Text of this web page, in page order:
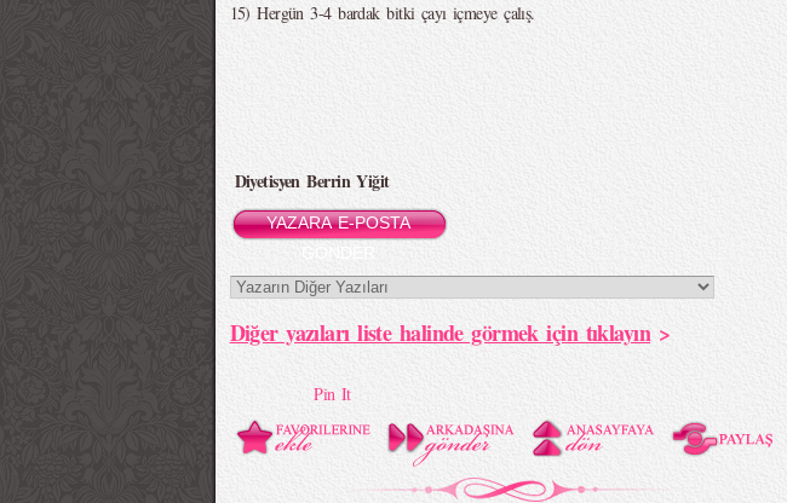
15) Hergün 3-4 bardak bitki çayı içmeye çalış.
Diyetisyen Berrin Yiğit
YAZARA E-POSTA
Diğer yazıları liste halinde görmek için tıklayın>
Pin It